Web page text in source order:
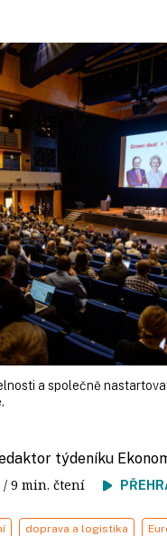
a společně
týdeníku
/ 9 min. čtení
doprava a logistika